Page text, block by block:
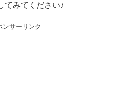
てみてください♪
ンサーリンク